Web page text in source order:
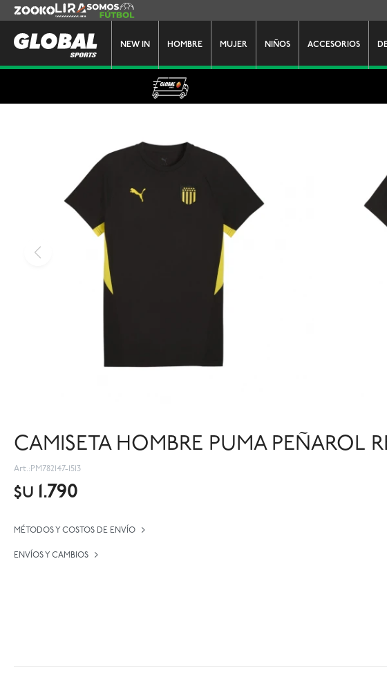
NEW IN HOMBRE MUJER NIÑOS ACCESORIOS
Zooko Lira Somos Futbol
CAMISETA HOMBRE PUMA PEÑAROL
PM782147-1513
$U 1.790
MÉTODOS Y COSTOS DE ENVÍO
ENVÍOS Y CAMBIOS